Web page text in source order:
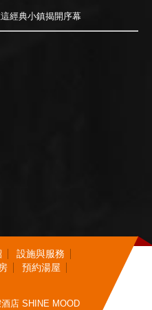
經典小鎮揭開序幕
設施與服務
房 預約湯屋
店 SHINE MOOD